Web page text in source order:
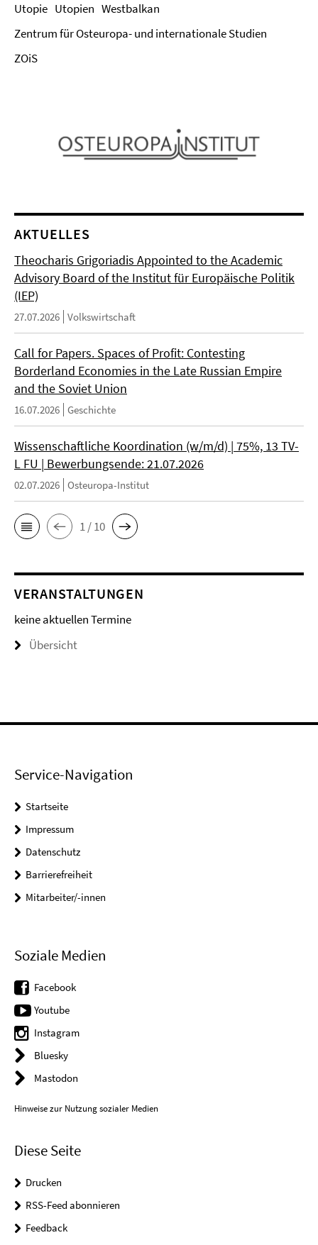
Utopie Utopien Westbalkan
Zentrum für Osteuropa- und internationale Studien
ZOiS
AKTUELLES
Theocharis Grigoriadis Appointed to the Academic
Advisory Board of the Institut für Europäische Politik
(IEP)
27.07.2026 Volkswirtschaft
Call for Papers. Spaces of Profit: Contesting
Borderland Economies in the Late Russian Empire
and the Soviet Union
16.07.2026 Geschichte
Wissenschaftliche Koordination (w/m/d) | 75%, 13 TV-
L FU | Bewerbungsende: 21.07.2026
02.07.2026 Osteuropa-Institut
1 / 10
VERANSTALTUNGEN
keine aktuellen Termine
Übersicht
Service-Navigation
Startseite
Impressum
Datenschutz
Barrierefreiheit
Mitarbeiter/-innen
Soziale Medien
Facebook
Youtube
Instagram
Bluesky
Mastodon
Hinweise zur Nutzung sozialer Medien
Diese Seite
Drucken
RSS-Feed abonnieren
Feedback